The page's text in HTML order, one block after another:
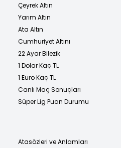
Çeyrek Altın
Yarım Altın
Ata Altın
Cumhuriyet Altını
22 Ayar Bilezik
1 Dolar Kaç TL
1 Euro Kaç TL
Canlı Maç Sonuçları
Süper Lig Puan Durumu
Atasözleri ve Anlamları